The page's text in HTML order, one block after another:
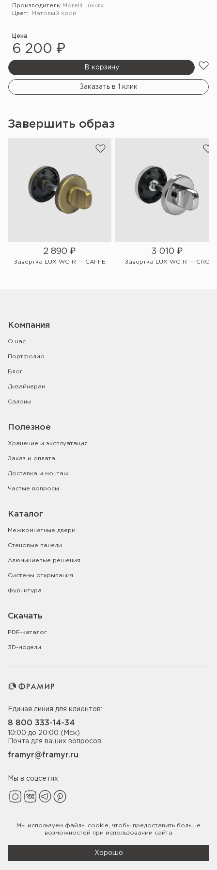
Производитель: Morelli Luxury
Цвет:
Матовый хром
Цена
6 200 ₽
В корзину
Заказать в 1 клик
Завершить образ
2 890 ₽
Завертка LUX-WC-R — CAFFE
3 010 ₽
Завертка LUX-WC-R — CRO
Компания
О нас
Портфолио
Блог
Дизайнерам
Салоны
Полезное
Хранение и эксплуатация
Заказ и оплата
Доставка и монтаж
Частые вопросы
Каталог
Межкомнатные двери
Стеновые панели
Алюминиевые решения
Системы открывания
Фурнитура
Скачать
PDF-каталог
3D-модели
Единая линия для клиентов:
8 800 333-14-34
10:00 до 20:00 (Мск)
Почта для ваших вопросов:
framyr@framyr.ru
Мы в соцсетях
Политика конфиденциальности
Мы используем файлы cookie , чтобы предоставить больше
возможностей при использовании сайта
Хорошо